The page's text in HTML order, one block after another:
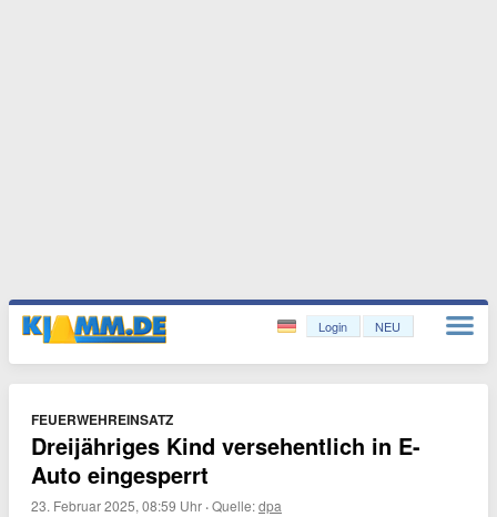
Login NEU
FEUERWEHREINSATZ
Dreijähriges Kind versehentlich in E-
Auto eingesperrt
23. Februar 2025, 08:59 Uhr ·Quelle:dpa